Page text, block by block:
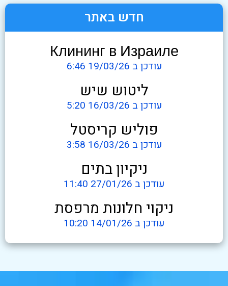
חדש באתר
Клининг в Израиле
עודכן ב 19/03/26 6:46
ליטוש שיש
עודכן ב 16/03/26 5:20
פוליש קריסטל
עודכן ב 16/03/26 3:58
ניקיון בתים
עודכן ב 27/01/26 11:40
ניקוי חלונות מרפסת
עודכן ב 14/01/26 10:20